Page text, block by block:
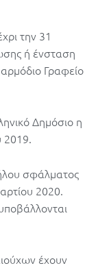
την 31
ή ένσταση
Γραφείο
Δημόσιο η
2019.
σφάλματος
2020.
έχουν